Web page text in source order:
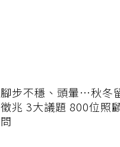
腳步不穩、頭暈…秋冬
徵兆 3大議題 800位照
問